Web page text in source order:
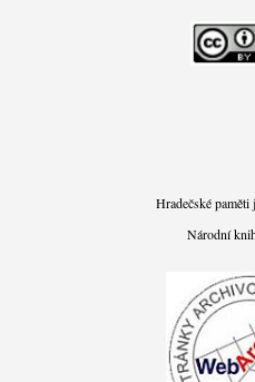
Hradečské
Národní